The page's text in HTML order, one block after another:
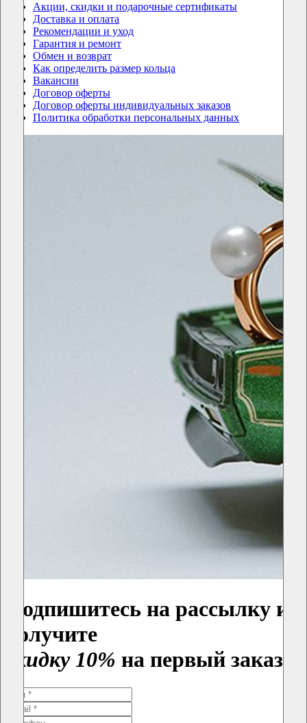
Акции, скидки и подарочные сертификаты
Доставка и оплата
Рекомендации и уход
Гарантия и ремонт
Обмен и возврат
Как определить размер кольца
Вакансии
Договор оферты
Договор оферты индивидуальных заказов
Политика обработки персональных данных
Подпишитесь на рассылку и
получите
скидку 10% на первый заказ